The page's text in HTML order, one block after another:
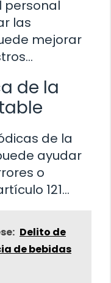
personal
las
mejorar
de la
de la
ayudar
o
121…
Delito de
de bebidas